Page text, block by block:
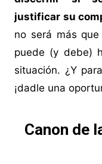
justificar su
no será más
puede (y debe)
situación. ¿Y
¡dadle una
Canon de